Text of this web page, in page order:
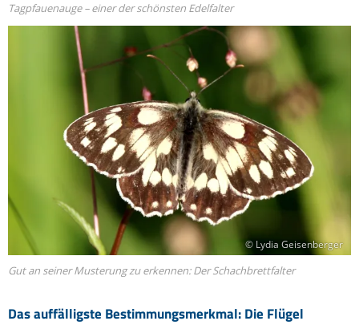
Tagpfauenauge – einer der schönsten Edelfalter
Das auffälligste Bestimmungsmerkmal: Die Flügel
© Lydia Geisenberger
Gut an seiner Musterung zu erkennen: Der Schachbrettfalter